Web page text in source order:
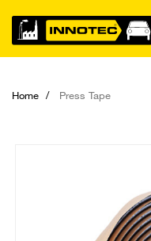
Home Press Tape